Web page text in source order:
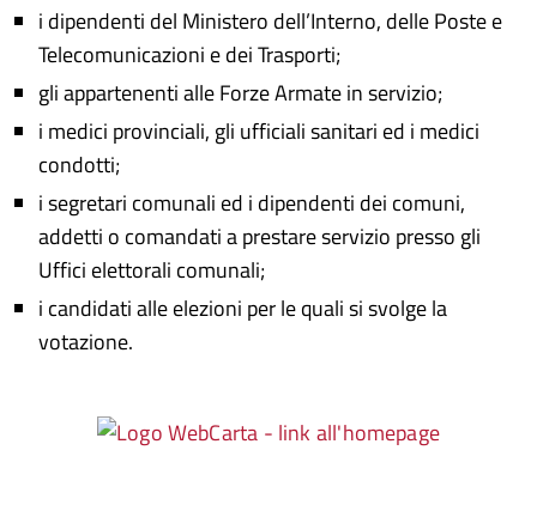
i dipendenti del Ministero dell’Interno, delle Poste e
Telecomunicazioni e dei Trasporti;
gli appartenenti alle Forze Armate in servizio;
i medici provinciali, gli ufficiali sanitari ed i medici
condotti;
i segretari comunali ed i dipendenti dei comuni,
addetti o comandati a prestare servizio presso gli
Uffici elettorali comunali;
i candidati alle elezioni per le quali si svolge la
votazione.